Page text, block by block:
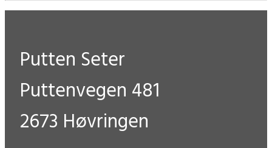
Putten Seter
Puttenvegen 481
2673 Høvringen